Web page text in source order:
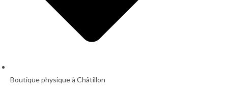
Boutique physique à Châtillon